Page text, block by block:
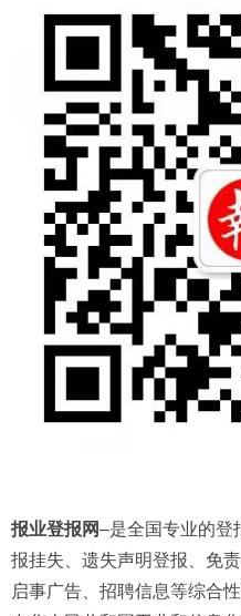
报业登报网–是全国专业的登
报挂失、遗失声明登报、免
启事广告、招聘信息等综合